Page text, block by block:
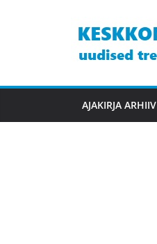
AJAKIRJA ARHIIV